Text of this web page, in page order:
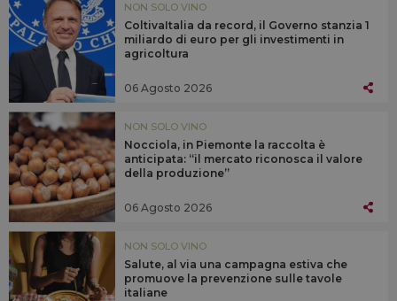
NON SOLO VINO
ColtivaItalia da record, il Governo stanzia 1
miliardo di euro per gli investimenti in
agricoltura
06 Agosto 2026
NON SOLO VINO
Nocciola, in Piemonte la raccolta è
anticipata: “il mercato riconosca il valore
della produzione”
06 Agosto 2026
NON SOLO VINO
Salute, al via una campagna estiva che
promuove la prevenzione sulle tavole
italiane